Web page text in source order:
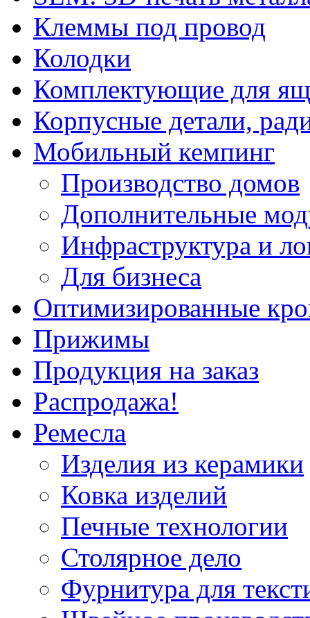
Клеммы под провод
Колодки
Комплектующие для
Корпусные детали,
Мобильный кемпинг
Производство домов
Дополнительные
Инфраструктура и
Для бизнеса
Оптимизированные
Прижимы
Продукция на заказ
Распродажа!
Ремесла
Изделия из керамики
Ковка изделий
Печные технологии
Столярное дело
Фурнитура для